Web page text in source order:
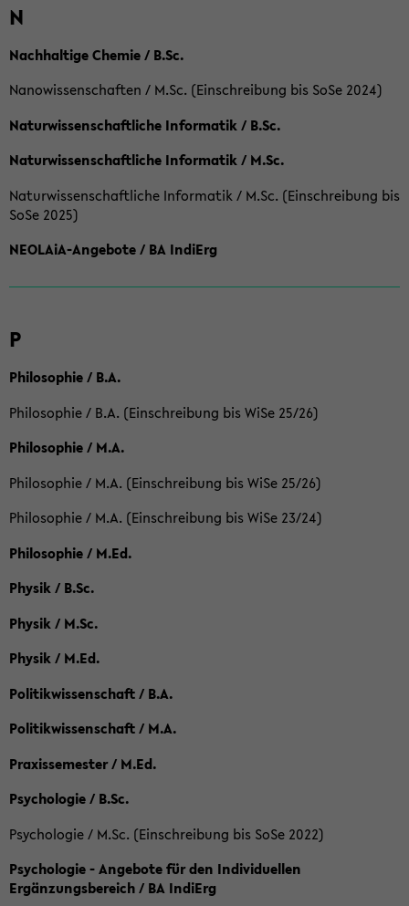
N
Nachhaltige Chemie / B.Sc.
Nanowissenschaften / M.Sc. (Einschreibung bis SoSe 2024)
Naturwissenschaftliche Informatik / B.Sc.
Naturwissenschaftliche Informatik / M.Sc.
Naturwissenschaftliche Informatik / M.Sc. (Einschreibung bis
SoSe 2025)
NEOLAiA-Angebote / BA IndiErg
P
Philosophie / B.A.
Philosophie / B.A. (Einschreibung bis WiSe 25/26)
Philosophie / M.A.
Philosophie / M.A. (Einschreibung bis WiSe 25/26)
Philosophie / M.A. (Einschreibung bis WiSe 23/24)
Philosophie / M.Ed.
Physik / B.Sc.
Physik / M.Sc.
Physik / M.Ed.
Politikwissenschaft / B.A.
Politikwissenschaft / M.A.
Praxissemester / M.Ed.
Psychologie / B.Sc.
Psychologie / M.Sc. (Einschreibung bis SoSe 2022)
Psychologie - Angebote für den Individuellen
Ergänzungsbereich / BA IndiErg